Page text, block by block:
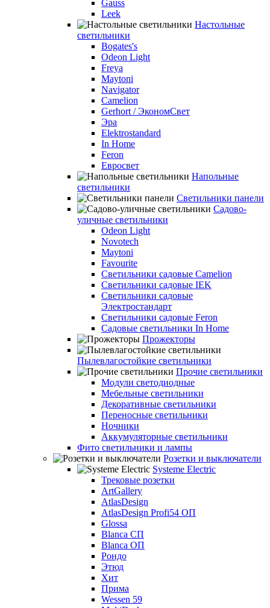
Gauss
Leek
Настольные
светильники
Bogates's
Odeon Light
Freya
Maytoni
Navigator
Camelion
Gerhort / ЭкономСвет
Эра
Elektrostandard
In Home
Feron
Евросвет
Напольные
светильники
Светильники панели
Садово-
уличные светильники
Odeon Light
Novotech
Maytoni
Favourite
Светильники садовые Camelion
Светильники садовые IEK
Светильники садовые
Электростандарт
Светильники садовые Feron
Садовые светильники In Home
Прожекторы
Пылевлагостойкие светильники
Прочие светильники
Модули светодиодные
Мебельные светильники
Декоративные светильники
Переносные светильники
Ночники
Аккумуляторные светильники
Фито светильники и лампы
Розетки и выключатели
Systeme Electric
Трековые розетки
ArtGallery
AtlasDesign
AtlasDesign Profi54 ОП
Glossa
Blanca СП
Blanca ОП
Рондо
Этюд
Хит
Прима
Wessen 59